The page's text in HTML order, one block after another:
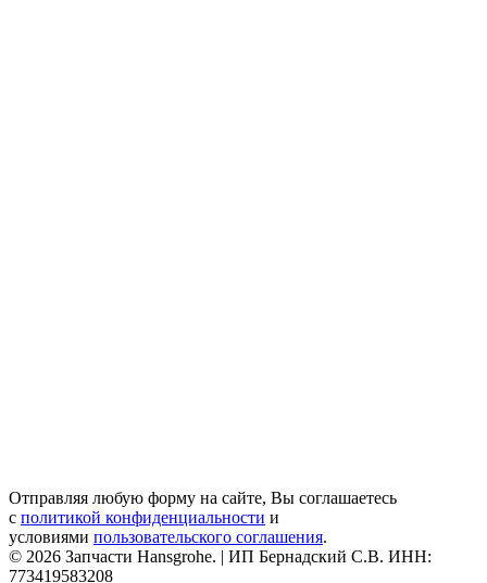
Отправляя любую форму на сайте, Вы соглашаетесь
с политикой конфиденциальности и
условиями пользовательского соглашения.
© 2026 Запчасти Hansgrohe. | ИП Бернадский С.В. ИНН:
773419583208